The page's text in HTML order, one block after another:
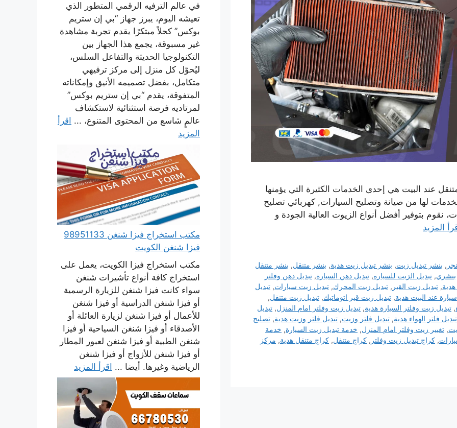
عند البيت هي إحدى الخدمات الكثيرة التي يؤمنها
لها من صيانة وتصليح السيارات, كهربائي تصليح
نقوم بتوفير أفضل أنواع الزيوت العالية الجودة و
المزيد
, بنشر تبديل زيت, بنشر تبديل زيت هدية, بنشر متنقل, بنشر متنقل
بنشري, تبديل الزيت للسياره, تبديل دهن السيارة, تبديل دهن وفلتر
, تبديل زيت القير , تبديل زيت المحرك, تبديل زيت سيارات, تبديل
عند البيت هدية, تبديل زيت قير اتوماتيك, تبديل زيت متنقل,
, تبديل زيت وفلتر السيارة هدية, تبديل زيت وفلتر امام المنزل, تبديل
تبديل فلتر الهواء هدية, تبديل فلتر وزيت, تبديل فلتر وزيت هدية, تصليح
, تغيير زيت وفلتر امام المنزل, خدمة تبديل زيت السيارة, خدمة
, كراج تبديل زيت وفلتر , كراج متنقل, كراج متنقل هدية, مركز
في عالم الترفيه الرقمي المتطور الذي
تعيشه اليوم، يبرز جهاز “بي إن ستريم
بوكس” كحلاً مبتكرًا يقدم تجربة مشاهدة
غير مسبوقة، يجمع هذا الجهاز بين
التكنولوجيا الحديثة والتفاعل السلس،
ليُحوّل كل منزل إلى مركز ترفيهي
متكامل، بفضل تصميمه الأنيق وإمكاناته
المتفوقة، يقدم “بي إن ستريم بوكس”
لمرتاديه فرصة استثنائية لاستكشاف
عالمٍ شاسع من المحتوى المتنوع، ... اقرأ
المزيد
مكتب استخراج فيزا شنغن 98951133
فيزا شنغن الكويت
مكتب استخراج فيزا الكويت، يعمل على
استخراج كافة أنواع تأشيرات شنغن
سواء كانت فيزا شنغن للزيارة الرسمية
أو فيزا شنغن الدراسية أو فيزا شنغن
للأعمال أو فيزا شنغن لزيارة العائلة أو
الأصدقاء أو فيزا شنغن السياحية أو فيزا
شنغن الطبية أو فيزا شنغن لعبور المطار
أو فيزا شنغن للأزواج أو فيزا شنغن
الرياضية وغيرها. أيضا ... اقرأ المزيد